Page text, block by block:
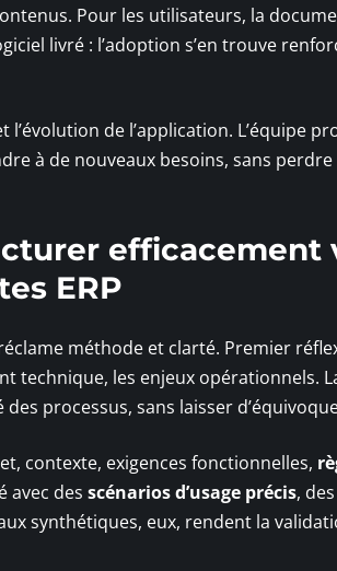
Pour les utilisateurs, la
livré : l’adoption s’en trouve
de l’application. L’équipe
à de nouveaux besoins, sans perdre
efficacement
ERP
méthode et clarté. Premier
technique, les enjeux opérationnels.
processus, sans laisser
contexte, exigences fonctionnelles,
avec des scénarios d’usage précis,
synthétiques, eux, rendent la